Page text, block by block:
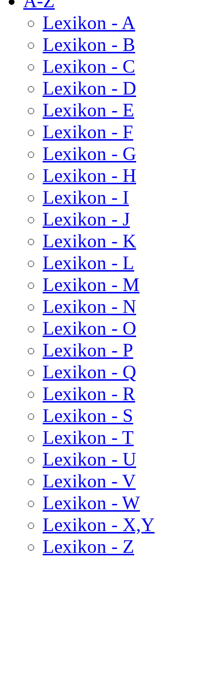
Lexikon - A
Lexikon - B
Lexikon - C
Lexikon - D
Lexikon - E
Lexikon - F
Lexikon - G
Lexikon - H
Lexikon - I
Lexikon - J
Lexikon - K
Lexikon - L
Lexikon - M
Lexikon - N
Lexikon - O
Lexikon - P
Lexikon - Q
Lexikon - R
Lexikon - S
Lexikon - T
Lexikon - U
Lexikon - V
Lexikon - W
Lexikon - X,Y
Lexikon - Z